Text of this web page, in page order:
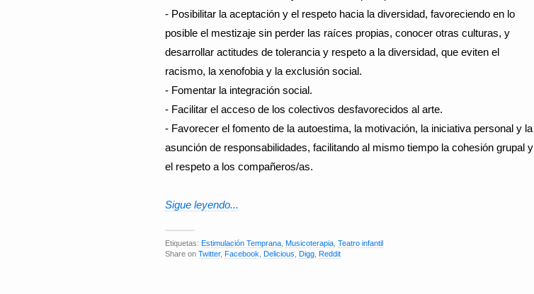
- Posibilitar la aceptación y el respeto hacia la diversidad, favoreciendo en lo
posible el mestizaje sin perder las raíces propias, conocer otras culturas, y
desarrollar actitudes de tolerancia y respeto a la diversidad, que eviten el
racismo, la xenofobia y la exclusión social.
- Fomentar la integración social.
- Facilitar el acceso de los colectivos desfavorecidos al arte.
- Favorecer el fomento de la autoestima, la motivación, la iniciativa personal y la
asunción de responsabilidades, facilitando al mismo tiempo la cohesión grupal y
el respeto a los compañeros/as.
Sigue leyendo...
Etiquetas: Estimulación Temprana Musicoterapia Teatro infantil
Share on Twitter, Facebook Delicious Digg Reddit